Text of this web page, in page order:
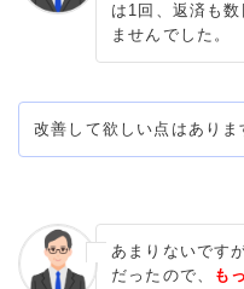
は1回、返済も
ませんでした。
改善して欲しい点はありま
あまりないです
だったので、
も